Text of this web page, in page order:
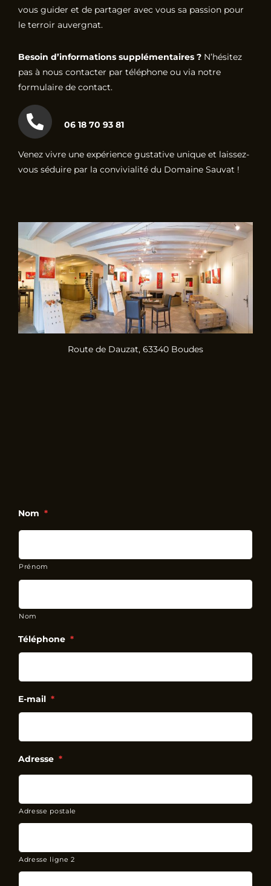
vous guider et de partager avec vous sa passion pour
le terroir auvergnat.
Besoin d’informations supplémentaires ?N’hésitez
pas à nous contacter par téléphone ou via notre
formulaire de contact.
06 18 70 93 81
Venez vivre une expérience gustative unique et laissez-
vous séduire par la convivialité du Domaine Sauvat !
Route de Dauzat, 63340 Boudes
Nom *
Prénom
Nom
Téléphone *
E-mail *
Adresse *
Adresse postale
Adresse ligne 2